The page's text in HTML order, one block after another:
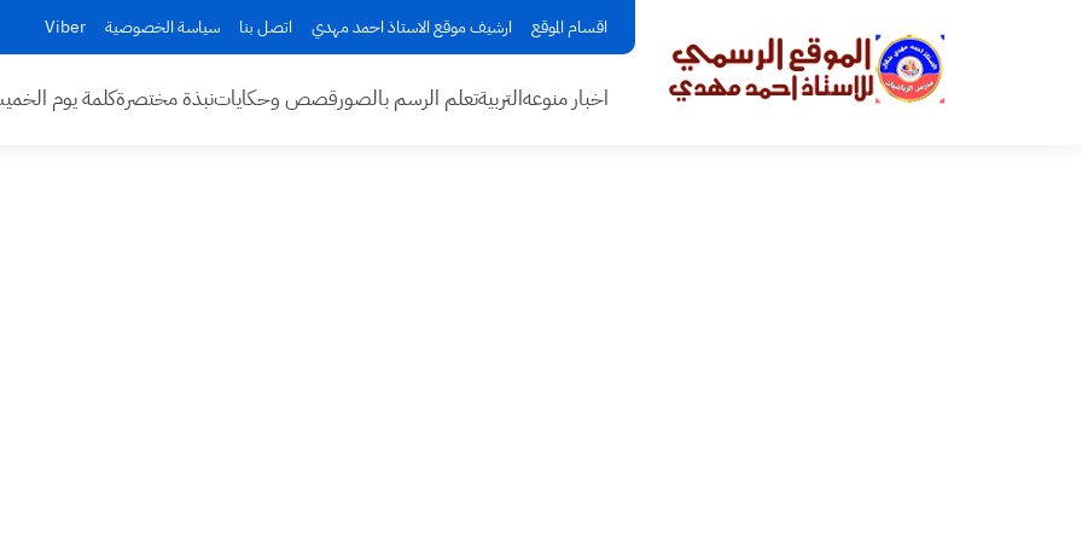
اقسام الموقع ارشيف موقع الاستاذ احمد مهدي اتصل بنا سياسة الخصوصية Viber
اخبار منوعهالتربيةتعلم الرسم بالصورقصص وحكاياتنبذة مختصرةكلمة يوم